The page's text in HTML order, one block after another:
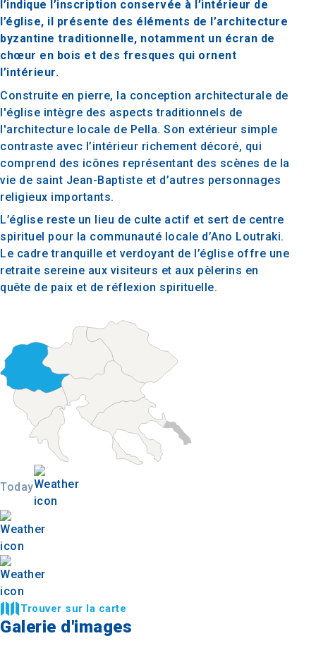
l’indique l’inscription conservée à l’intérieur de
l’église, il présente des éléments de l’architecture
byzantine traditionnelle, notamment un écran de
chœur en bois et des fresques qui ornent
l’intérieur.
Construite en pierre, la conception architecturale de
l'église intègre des aspects traditionnels de
l'architecture locale de Pella. Son extérieur simple
contraste avec l’intérieur richement décoré, qui
comprend des icônes représentant des scènes de la
vie de saint Jean-Baptiste et d’autres personnages
religieux importants.
L’église reste un lieu de culte actif et sert de centre
spirituel pour la communauté locale d’Ano Loutraki.
Le cadre tranquille et verdoyant de l’église offre une
retraite sereine aux visiteurs et aux pèlerins en
quête de paix et de réflexion spirituelle.
Today
Trouver sur la carte
Galerie d'images